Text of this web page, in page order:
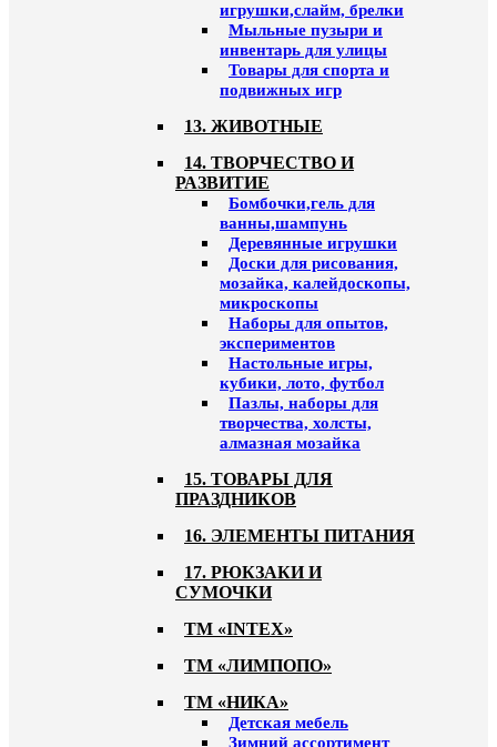
игрушки,слайм, брелки
Мыльные пузыри и
инвентарь для улицы
Товары для спорта и
подвижных игр
13. ЖИВОТНЫЕ
14. ТВОРЧЕСТВО И
РАЗВИТИЕ
Бомбочки,гель для
ванны,шампунь
Деревянные игрушки
Доски для рисования,
мозайка, калейдоскопы,
микроскопы
Наборы для опытов,
экспериментов
Настольные игры,
кубики, лото, футбол
Пазлы, наборы для
творчества, холсты,
алмазная мозайка
15. ТОВАРЫ ДЛЯ
ПРАЗДНИКОВ
16. ЭЛЕМЕНТЫ ПИТАНИЯ
17. РЮКЗАКИ И
СУМОЧКИ
ТМ «INTEX»
ТМ «ЛИМПОПО»
ТМ «НИКА»
Детская мебель
Зимний ассортимент